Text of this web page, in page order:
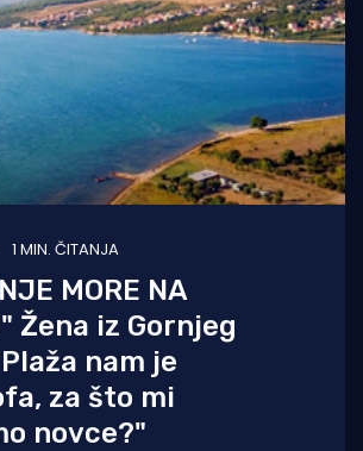
1 MIN. ČITANJA
MORE NA
Žena iz Gornjeg
nam je
za što mi
novce?"